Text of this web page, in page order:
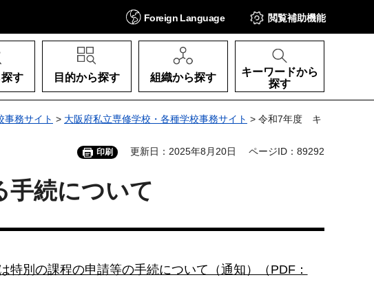
Foreign Language 閲覧補助機能
す 目的から探す 組織から探す
キーワードから
探す
事務サイト > 大阪府私立専修学校・各種学校事務サイト > 令和7年度 キ
印刷 更新日：2025年8月20日 ページID：89292
続について
別の課程の申請等の手続について（通知）（PDF：